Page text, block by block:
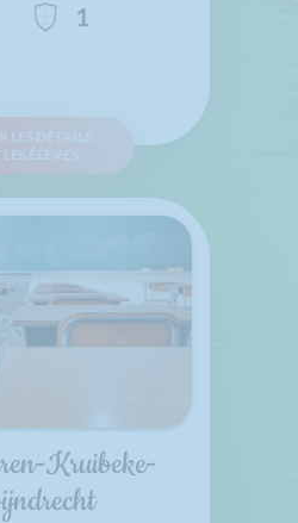
1
LES DÉTAILS
ÉLÈVES
Kruibeke-